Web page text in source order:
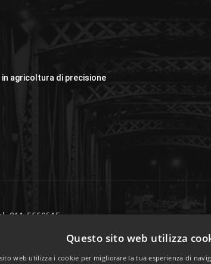
in agricoltura di precisione
011-5660515
Casale 297/bis 10132 Torino
Questo sito web utilizza
web utilizza i cookie per migliorare la tua esperienza di